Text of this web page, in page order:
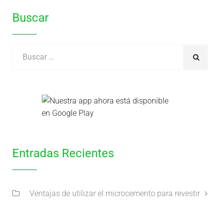
Buscar
Entradas Recientes
Ventajas de utilizar el microcemento para revestir